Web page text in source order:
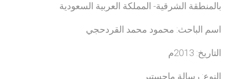
بالمنطقة الشرقية- المملكة العربية السعودية
اسم الباحث: محمود محمد القردحجي
التاريخ: 2013م
النوع: رسالة ماجستير